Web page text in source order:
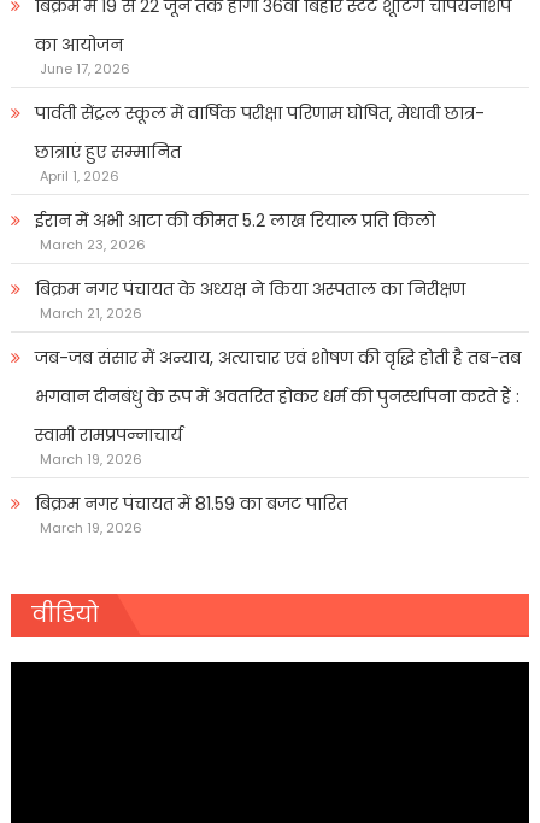
बिक्रम में 19 से 22 जून तक होगी 36वीं बिहार स्टेट शूटिंग चैंपियनशिप
का आयोजन
June 17, 2026
पार्वती सेंट्रल स्कूल में वार्षिक परीक्षा परिणाम घोषित, मेधावी छात्र-
छात्राएं हुए सम्मानित
April 1, 2026
ईरान में अभी आटा की कीमत 5.2 लाख रियाल प्रति किलो
March 23, 2026
बिक्रम नगर पंचायत के अध्यक्ष ने किया अस्पताल का निरीक्षण
March 21, 2026
जब-जब संसार में अन्याय, अत्याचार एवं शोषण की वृद्धि होती है तब-तब
भगवान दीनबंधु के रूप में अवतरित होकर धर्म की पुनर्स्थापना करते हैं :
स्वामी रामप्रपन्नाचार्य
March 19, 2026
बिक्रम नगर पंचायत में 81.59 का बजट पारित
March 19, 2026
वीडियो